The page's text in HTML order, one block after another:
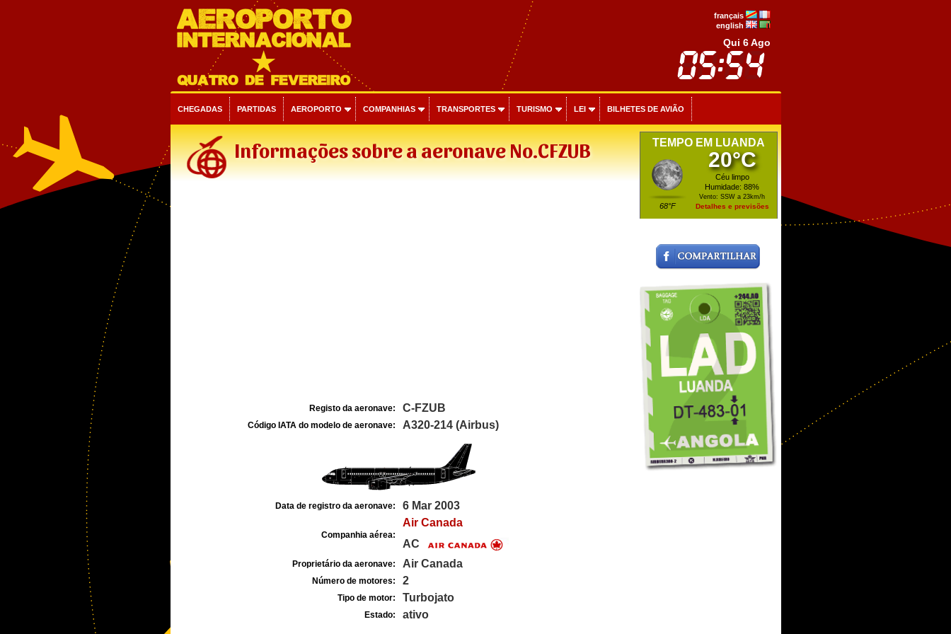
français
english
Qui 6 Ago
CHEGADAS PARTIDAS AEROPORTO COMPANHIAS TRANSPORTES TURISMO LEI BILHETES DE AVIÃO
Informações sobre a aeronave No.CFZUB
Registo da aeronave: C-FZUB
Código IATA do modelo de aeronave: A320-214 (Airbus)
Data de registro da aeronave: 6 Mar 2003
Companhia aérea:
Air Canada
AC
Proprietário da aeronave: Air Canada
Número de motores: 2
Tipo de motor: Turbojato
Estado: ativo
TEMPO EM LUANDA
68°F
20°C
Céu limpo
Humidade: 88%
Vento: SSW a 23km/h
Detalhes e previsões